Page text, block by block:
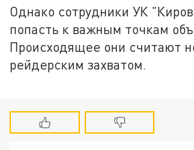
Однако сотрудники УК
попасть к важным точкам
Происходящее они считают
рейдерским захватом.